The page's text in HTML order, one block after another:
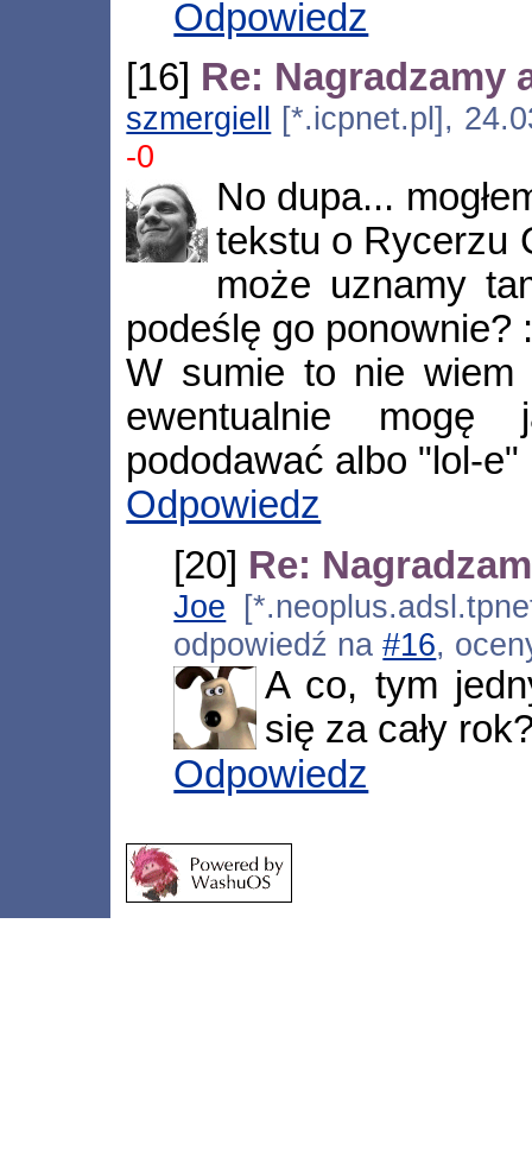
Odpowiedz
[16] Re: Nagradzamy
szmergiell
[*.icpnet.pl],
-0
No dupa...
tekstu o Rycerzu
może uznamy
podeślę go ponownie?
W sumie to nie
ewentualnie mogę
pododawać albo "lol-e"
Odpowiedz
[20] Re:
Joe
odpowiedź na#16,
A co, tym
się za cały
Odpowiedz